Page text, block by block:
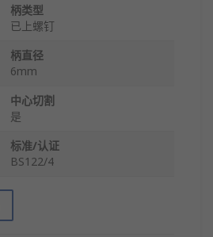
柄类型
已上螺钉
柄直径
6mm
中心切割
是
标准/认证
BS122/4